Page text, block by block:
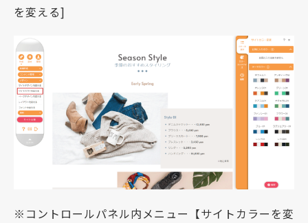
を変える]
※コントロールパネル内メニュー【サイトカラーを変